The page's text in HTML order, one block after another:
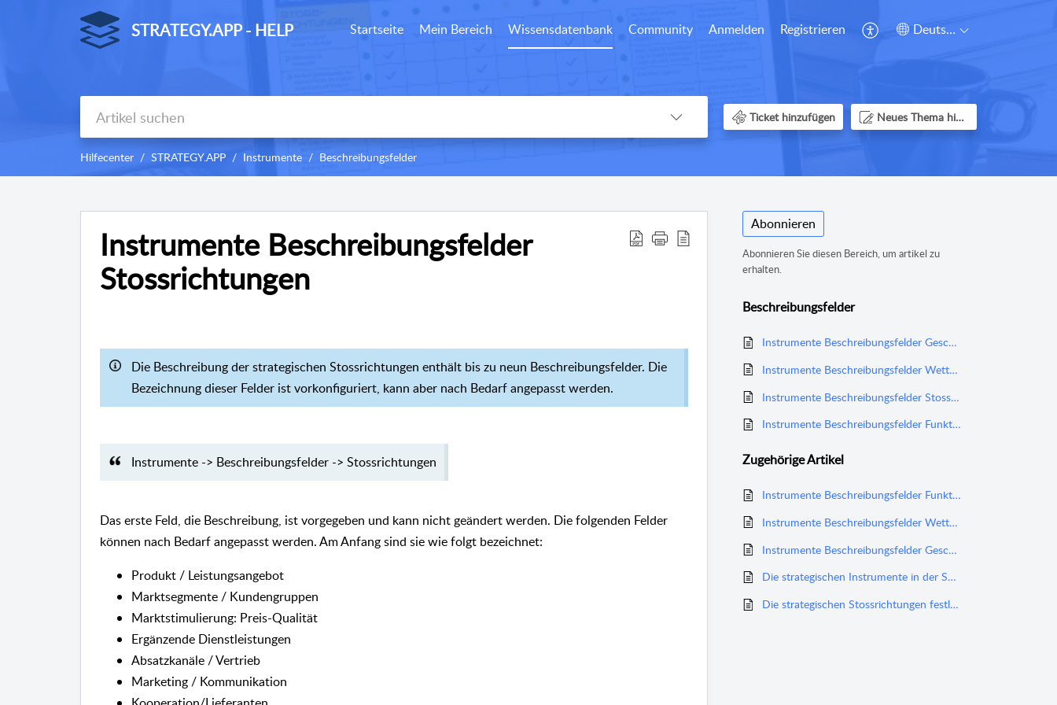
STRATEGY.APP - HELP Startseite Mein Bereich Wissensdatenbank Community Anmelden Registrieren Deutsch
Ticket hinzufügen Neues Thema hinzufügen
Hilfecenter STRATEGY.APP Instrumente Beschreibungsfelder
Instrumente Beschreibungsfelder
Stossrichtungen
Die Beschreibung der strategischen Stossrichtungen enthält bis zu neun Beschreibungsfelder. Die
Bezeichnung dieser Felder ist vorkonfiguriert, kann aber nach Bedarf angepasst werden.
Instrumente -> Beschreibungsfelder -> Stossrichtungen
Das erste Feld, die Beschreibung, ist vorgegeben und kann nicht geändert werden. Die folgenden Felder
können nach Bedarf angepasst werden. Am Anfang sind sie wie folgt bezeichnet:
Produkt / Leistungsangebot
Marktsegmente / Kundengruppen
Marktstimulierung: Preis-Qualität
Ergänzende Dienstleistungen
Absatzkanäle / Vertrieb
Marketing / Kommunikation
Abonnieren
Abonnieren Sie diesen Bereich, um artikel zu
erhalten.
Beschreibungsfelder
Instrumente Beschreibungsfelder Geschäftsfelder
Instrumente Beschreibungsfelder Wettbewerber
Instrumente Beschreibungsfelder Stossrichtungen
Instrumente Beschreibungsfelder Funktionen
ZugehörigeArtikel
Instrumente Beschreibungsfelder Funktionen
Instrumente Beschreibungsfelder Wettbewerber
Instrumente Beschreibungsfelder Geschäftsfelder
Die strategischen Instrumente in der STRATEGY.APP
Die strategischen Stossrichtungen festlegen